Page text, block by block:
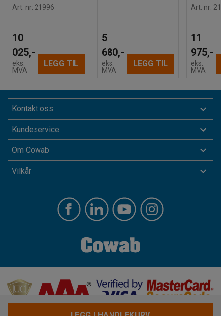
Art. nr: 21996
10
025,-
eks.
MVA
LEGG TIL
5
680,-
eks.
MVA
LEGG TIL
Art. nr:
11
975,-
eks.
MVA
Kontakt oss
Kundeservice
Om Cowab
Vilkår